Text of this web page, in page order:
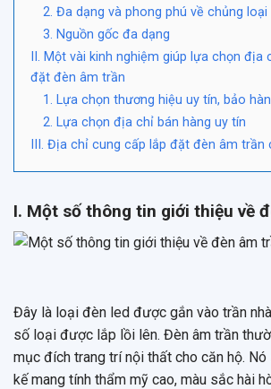
2. Đa dạng và phong phú về chủng loại
3. Nguồn gốc đa dạng
II. Một vài kinh nghiệm giúp lựa chọn địa
đặt đèn âm trần
1. Lựa chọn thương hiệu uy tín, bảo
2. Lựa chọn địa chỉ bán hàng uy tín
III. Địa chỉ cung cấp lắp đặt đèn âm trần
I. Một số thông tin giới thiệu về
Đây là loại đèn led được gắn vào trần
số loại được lắp lồi lên. Đèn âm trần
mục đích trang trí nội thất cho căn hộ.
kế mang tính thẩm mỹ cao, màu sắc hài